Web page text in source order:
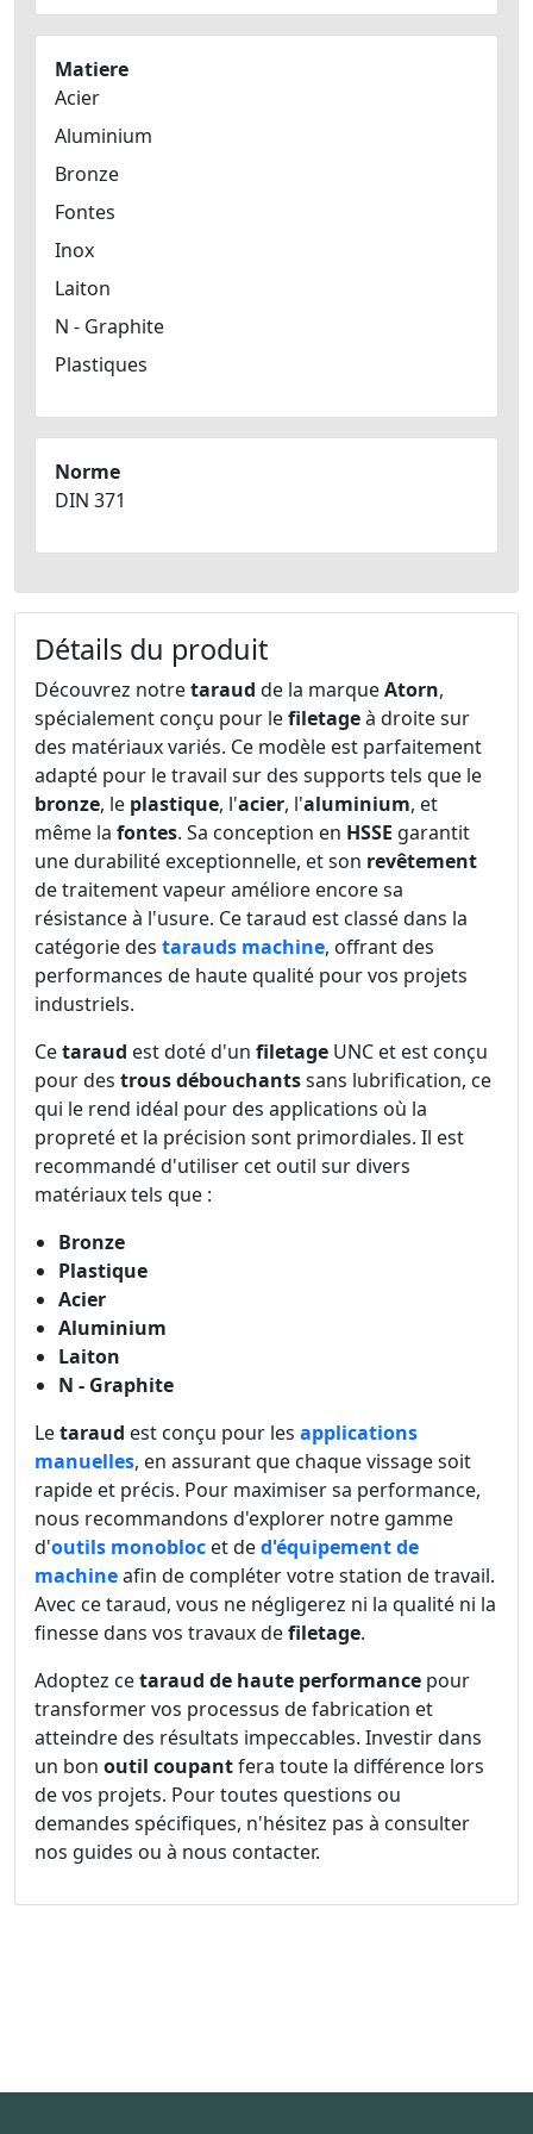
Matiere
Acier
Aluminium
Bronze
Fontes
Inox
Laiton
N - Graphite
Plastiques
Norme
DIN 371
Détails du produit
Découvrez notretaraud de la marqueAtorn,
spécialement conçu pour lefiletageà droite sur
des matériaux variés. Ce modèle est parfaitement
adapté pour le travail sur des supports tels que le
bronze, le plastique, l'acier, l'aluminium, et
même la fontes. Sa conception en HSSE garantit
une durabilité exceptionnelle, et son revêtement
de traitement vapeur améliore encore sa
résistance à l'usure. Ce taraud est classé dans la
catégorie des tarauds machine, offrant des
performances de haute qualité pour vos projets
industriels.
Cetaraud est doté d'un filetage UNC et est conçu
pour des trous débouchantssans lubrification, ce
qui le rend idéal pour des applications où la
propreté et la précision sont primordiales. Il est
recommandé d'utiliser cet outil sur divers
matériaux tels que :
Bronze
Plastique
Acier
Aluminium
Laiton
N - Graphite
Letaraud est conçu pour les applications
manuelles, en assurant que chaque vissage soit
rapide et précis. Pour maximiser sa performance,
nous recommandons d'explorer notre gamme
d'outils monobloc et ded'équipement de
machineafin de compléter votre station de travail.
Avec ce taraud, vous ne négligerez ni la qualité ni la
finesse dans vos travaux defiletage.
Adoptez cetaraud de haute performance pour
transformer vos processus de fabrication et
atteindre des résultats impeccables. Investir dans
un bon outil coupantfera toute la différence lors
de vos projets. Pour toutes questions ou
demandes spécifiques, n'hésitez pas à consulter
nos guides ou à nous contacter.